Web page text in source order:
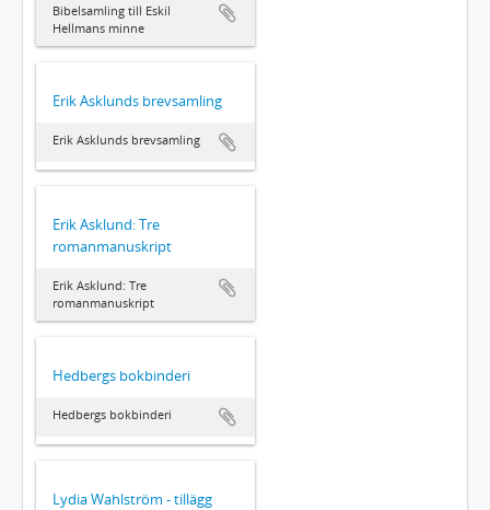
Bibelsamling till Eskil
Hellmans minne
Erik Asklunds brevsamling
Erik Asklunds brevsamling
Erik Asklund: Tre
romanmanuskript
Erik Asklund: Tre
romanmanuskript
Hedbergs bokbinderi
Hedbergs bokbinderi
Lydia Wahlström - tillägg